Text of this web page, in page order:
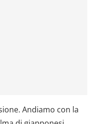
Andiamo con la